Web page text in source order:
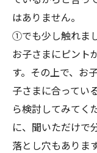
はありません。
①でも少し触れま
お子さまにピント
す。その上で、お
子さまに合ってい
ら検討してみてく
に、聞いただけで
落とし穴もありま